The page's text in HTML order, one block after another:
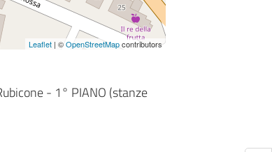
Leaflet| ©OpenStreetMapcontributors
- 1° PIANO (stanze